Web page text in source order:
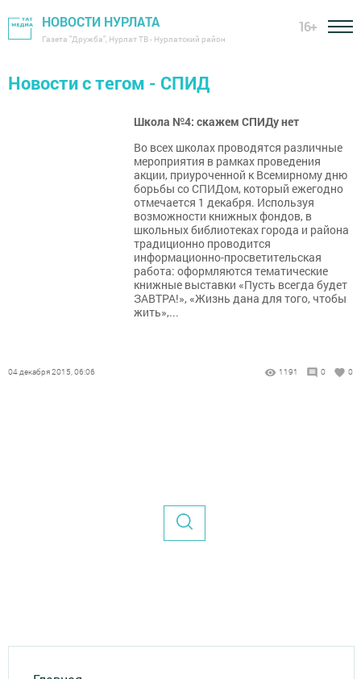
НОВОСТИ НУРЛАТА
Газета "Дружба", Нурлат ТВ - Нурлатский район
16+
Новости с тегом - СПИД
Школа №4: скажем СПИДу нет
Во всех школах проводятся различные
мероприятия в рамках проведения
акции, приуроченной к Всемирному дню
борьбы со СПИДом, который ежегодно
отмечается 1 декабря. Используя
возможности книжных фондов, в
школьных библиотеках города и района
традиционно проводится
информационно-просветительская
работа: оформляются тематические
книжные выставки «Пусть всегда будет
ЗАВТРА!», «Жизнь дана для того, чтобы
жить»,...
04 декабря 2015, 06:06 1191 0 0